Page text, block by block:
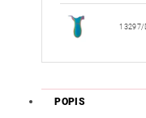
13297/
POPIS